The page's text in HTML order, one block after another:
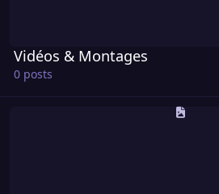
Vidéos & Montages
0 posts